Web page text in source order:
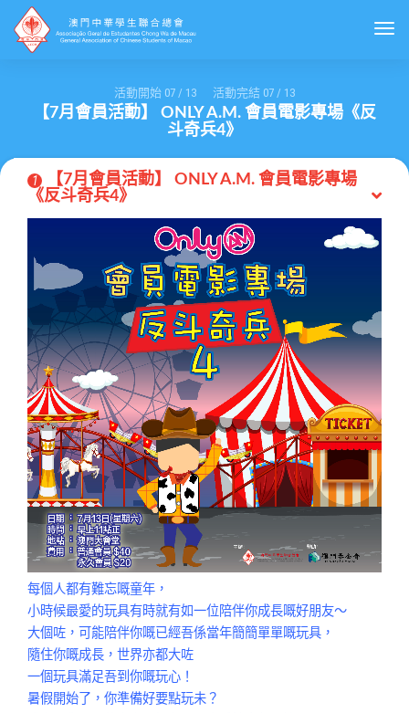
活動開始 07 / 13 活動完結 07 / 13
【7月會員活動】 ONLY A.M. 會員電影專場《反
斗奇兵4》
1
【7月會員活動】 ONLY A.M. 會員電影專場
《反斗奇兵4》
每個人都有難忘嘅童年，
小時候最愛的玩具有時就有如一位陪伴你成長嘅好朋友～
大個咗，可能陪伴你嘅已經吾係當年簡簡單單嘅玩具，
隨住你嘅成長，世界亦都大咗
一個玩具滿足吾到你嘅玩心！
暑假開始了，你準備好要點玩未？